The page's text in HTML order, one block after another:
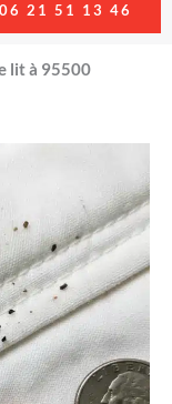
06 21 51 13 46
lit à 95500